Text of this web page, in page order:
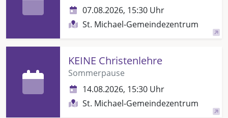
07.08.2026, 15:30 Uhr
St. Michael-Gemeindezentrum
KEINE Christenlehre
Sommerpause
14.08.2026, 15:30 Uhr
St. Michael-Gemeindezentrum